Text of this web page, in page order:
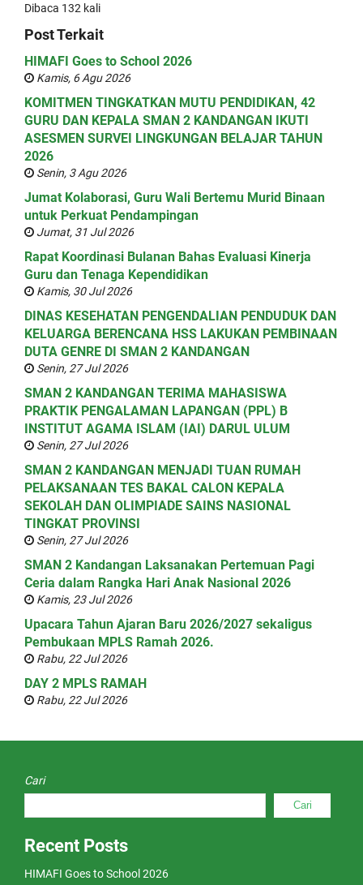
Dibaca 132 kali
Post Terkait
HIMAFI Goes to School 2026
Kamis, 6 Agu 2026
KOMITMEN TINGKATKAN MUTU PENDIDIKAN, 42
GURU DAN KEPALA SMAN 2 KANDANGAN IKUTI
ASESMEN SURVEI LINGKUNGAN BELAJAR TAHUN
2026
Senin, 3 Agu 2026
Jumat Kolaborasi, Guru Wali Bertemu Murid Binaan
untuk Perkuat Pendampingan
Jumat, 31 Jul 2026
Rapat Koordinasi Bulanan Bahas Evaluasi Kinerja
Guru dan Tenaga Kependidikan
Kamis, 30 Jul 2026
DINAS KESEHATAN PENGENDALIAN PENDUDUK DAN
KELUARGA BERENCANA HSS LAKUKAN PEMBINAAN
DUTA GENRE DI SMAN 2 KANDANGAN
Senin, 27 Jul 2026
SMAN 2 KANDANGAN TERIMA MAHASISWA
PRAKTIK PENGALAMAN LAPANGAN (PPL) B
INSTITUT AGAMA ISLAM (IAI) DARUL ULUM
Senin, 27 Jul 2026
SMAN 2 KANDANGAN MENJADI TUAN RUMAH
PELAKSANAAN TES BAKAL CALON KEPALA
SEKOLAH DAN OLIMPIADE SAINS NASIONAL
TINGKAT PROVINSI
Senin, 27 Jul 2026
SMAN 2 Kandangan Laksanakan Pertemuan Pagi
Ceria dalam Rangka Hari Anak Nasional 2026
Kamis, 23 Jul 2026
Upacara Tahun Ajaran Baru 2026/2027 sekaligus
Pembukaan MPLS Ramah 2026.
Rabu, 22 Jul 2026
DAY 2 MPLS RAMAH
Rabu, 22 Jul 2026
Cari
Cari
Recent Posts
HIMAFI Goes to School 2026